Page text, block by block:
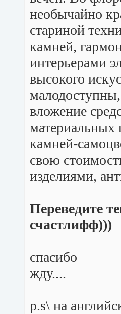
необычайно
стариной
камней,
интерьерами
высокого
вложение
материальных
камней-
свою
изделиями,
Переведите
счастлифф)))
спасибо
жду....
p.s\ на